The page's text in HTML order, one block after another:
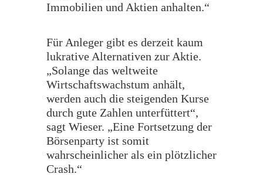
Immobilien und Aktien anhalten.“
​Für Anleger gibt es derzeit kaum
lukrative Alternativen zur Aktie.
„Solange das weltweite
Wirtschaftswachstum anhält,
werden auch die steigenden Kurse
durch gute Zahlen unterfüttert“,
sagt Wieser. „Eine Fortsetzung der
Börsenparty ist somit
wahrscheinlicher als ein plötzlicher
Crash.“